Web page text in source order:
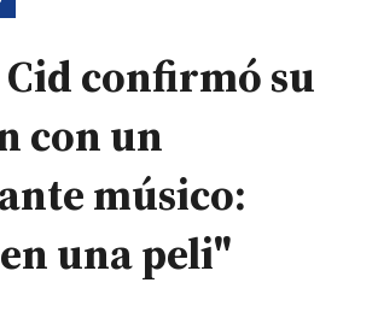
Cid confirmó su
con un
músico:
una peli"